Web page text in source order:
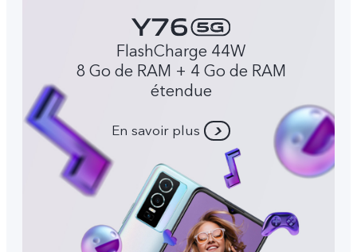
FlashCharge 44W
8 Go de RAM + 4 Go de RAM
étendue
En savoir plus